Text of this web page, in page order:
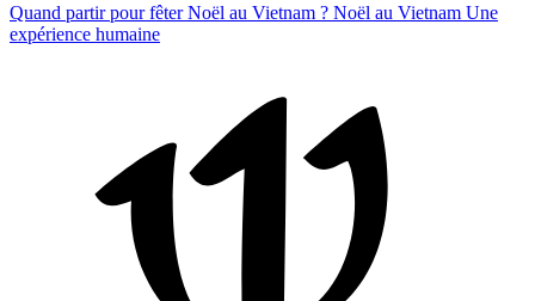
Quand partir pour fêter Noël au Vietnam ? Noël au Vietnam Une
expérience humaine